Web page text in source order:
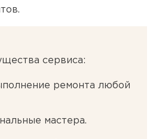
сервиса:
ремонта любой
мастера.